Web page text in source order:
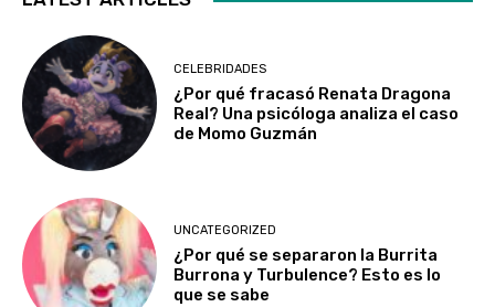
CELEBRIDADES
¿Por qué fracasó Renata Dragona
Real? Una psicóloga analiza el caso
de Momo Guzmán
UNCATEGORIZED
¿Por qué se separaron la Burrita
Burrona y Turbulence? Esto es lo
que se sabe